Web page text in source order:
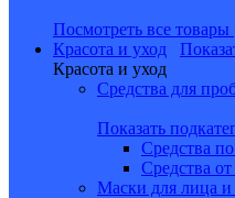
Посмотреть все товары
Красота и уход
Красота и уход
Средства для
Показать
Средства
Средства
Маски для лица и